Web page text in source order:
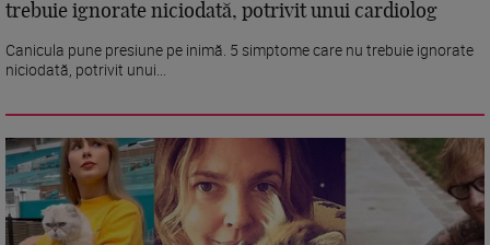
trebuie ignorate niciodată, potrivit unui cardiolog
Canicula pune presiune pe inimă. 5 simptome care nu trebuie ignorate
niciodată, potrivit unui...